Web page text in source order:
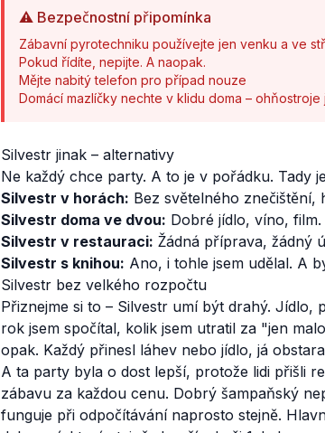
⚠️ Bezpečnostní připomínka
Zábavní pyrotechniku používejte jen venku a ve
Pokud řídíte, nepijte. A naopak.
Mějte nabitý telefon pro případ nouze
Domácí mazlíčky nechte v klidu doma – ohňostroje
Silvestr jinak – alternativy
Ne každý chce party. A to je v pořádku. Tady
Silvestr v horách: Bez světelného znečištění,
Silvestr doma ve dvou: Dobré jídlo, víno,
Silvestr v restauraci: Žádná příprava, žádný
Silvestr s knihou: Ano, i tohle jsem udělal. A
Silvestr bez velkého rozpočtu
Přiznejme si to – Silvestr umí být drahý.
rok jsem spočítal, kolik jsem utratil za "jen
opak. Každý přinesl láhev nebo jídlo, já
A ta party byla o dost lepší, protože lidi přišli
zábavu za každou cenu. Dobrý šampaňský
funguje při odpočítávání naprosto stejně.